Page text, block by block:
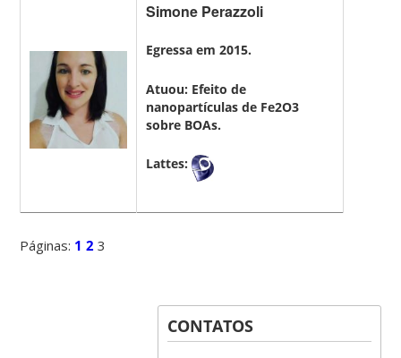
Simone Perazzoli
Egressa em 2015.
Atuou: Efeito de
nanopartículas de Fe2O3
sobre BOAs.
Lattes:
Páginas: 1 2 3
CONTATOS